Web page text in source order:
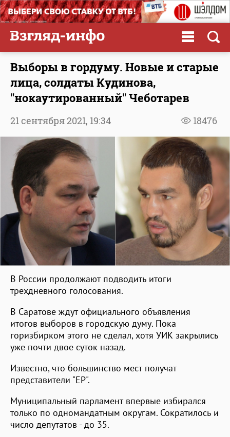
Выборы в гордуму. Новые и старые
лица, солдаты Кудинова,
"нокаутированный" Чеботарев
18476
21 сентября 2021, 19:34
В России продолжают подводить итоги
трехдневного голосования.
В Саратове ждут официального объявления
итогов выборов в городскую думу. Пока
горизбирком этого не сделал, хотя УИК закрылись
уже почти двое суток назад.
Известно, что большинство мест получат
представители "ЕР".
Муниципальный парламент впервые избирался
только по одномандатным округам. Сократилось и
число депутатов - до 35.